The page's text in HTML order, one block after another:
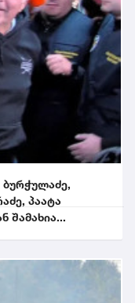
პაატა
შამახია...